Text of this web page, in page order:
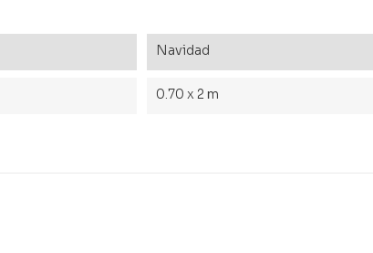
Navidad
0.70 x 2 m